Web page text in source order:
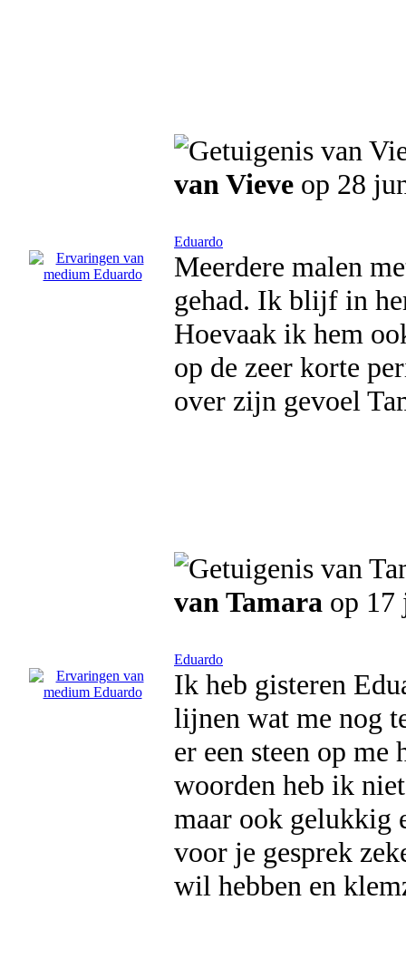
van Vieve op 28
Eduardo
Meerdere malen
gehad. Ik blijf in
Hoevaak ik hem
op de zeer korte
over zijn gevoel
van Tamara op 17
Eduardo
Ik heb gisteren
lijnen wat me nog
er een steen op
woorden heb ik
maar ook gelukkig
voor je gesprek
wil hebben en